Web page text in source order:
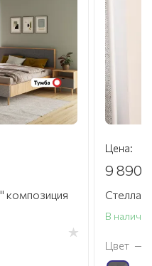
композиция
Цена:
9 890
В наличии
Цвет —